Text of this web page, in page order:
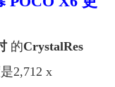
的CrystalRes
2,712 x